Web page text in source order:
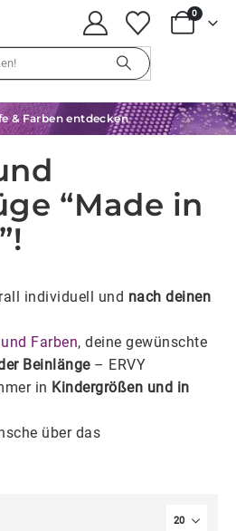
0
& Farben entdecken
“Made in
individuell und nach deinen
Farben, deine gewünschte
Beinlänge– ERVY
in Kindergrößen und in
über das